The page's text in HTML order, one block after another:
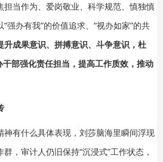
担当作为、爱岗敬业、科学规范、慎独慎
强办有我”的价值追求、“视办如家”的共
升成果意识、拼搏意识、斗争意识，杜
干部强化责任担当，提高工作质效，推动
神有什么具体表现，刘莎脑海里瞬间浮现
，审计人仍旧保持“沉浸式”工作状态，